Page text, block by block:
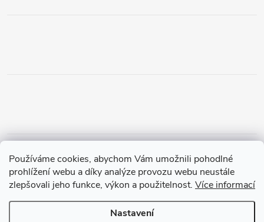
Používáme cookies, abychom Vám umožnili pohodlné
prohlížení webu a díky analýze provozu webu neustále
zlepšovali jeho funkce, výkon a použitelnost. Více informací
Nastavení
Zásady ochrany osobních údajů
Doprava a platba Tříletá záruka